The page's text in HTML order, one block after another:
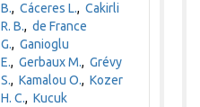
B.,Cáceres L.,Cakirli
R. B.,de France
G.,Ganioglu
E.,Gerbaux M.,Grévy
S.,Kamalou O.,Kozer
H. C.,Kucuk